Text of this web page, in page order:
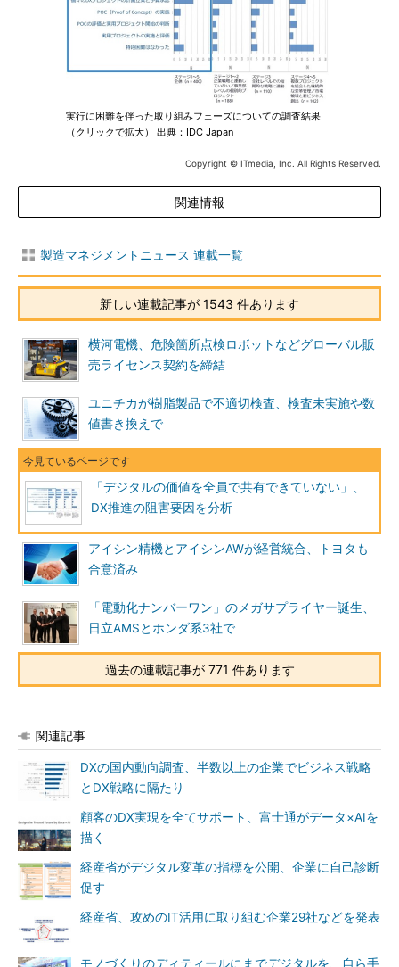
実行に困難を伴った取り組みフェーズについての調査結果
（クリックで拡大） 出典：IDC Japan
Copyright © ITmedia, Inc. All Rights Reserved.
関連情報
製造マネジメントニュース 連載一覧
新しい連載記事が 1543 件あります
横河電機、危険箇所点検ロボットなどグローバル販
売ライセンス契約を締結
ユニチカが樹脂製品で不適切検査、検査未実施や数
値書き換えで
「デジタルの価値を全員で共有できていない」、
DX推進の阻害要因を分析
アイシン精機とアイシンAWが経営統合、トヨタも
合意済み
「電動化ナンバーワン」のメガサプライヤー誕生、
日立AMSとホンダ系3社で
過去の連載記事が 771 件あります
関連記事
DXの国内動向調査、半数以上の企業でビジネス戦略
とDX戦略に隔たり
顧客のDX実現を全てサポート、富士通がデータ×AIを
描く
経産省がデジタル変革の指標を公開、企業に自己診断
促す
経産省、攻めのIT活用に取り組む企業29社などを発表
モノづくりのディティールにまでデジタルを、自ら手